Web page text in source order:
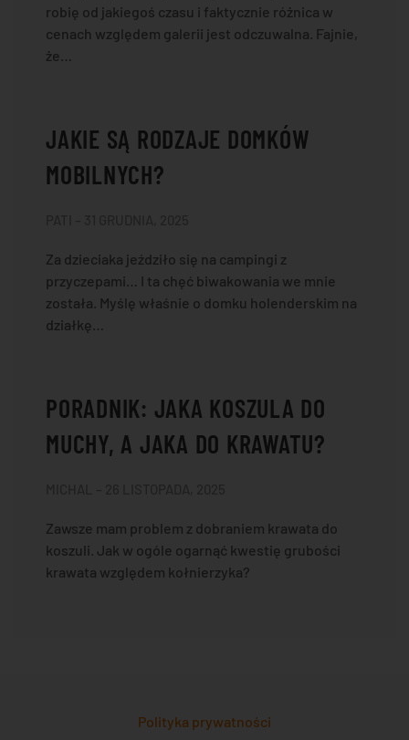
robię od jakiegoś czasu i faktycznie różnica w
cenach względem galerii jest odczuwalna. Fajnie,
że…
JAKIE SĄ RODZAJE DOMKÓW
MOBILNYCH?
Za dzieciaka jeździło się na campingi z
przyczepami… I ta chęć biwakowania we mnie
została. Myślę właśnie o domku holenderskim na
działkę…
PORADNIK: JAKA KOSZULA DO
MUCHY, A JAKA DO KRAWATU?
Zawsze mam problem z dobraniem krawata do
koszuli. Jak w ogóle ogarnąć kwestię grubości
krawata względem kołnierzyka?
Polityka prywatności